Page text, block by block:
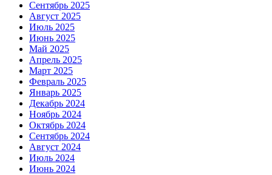
Сентябрь 2025
Август 2025
Июль 2025
Июнь 2025
Май 2025
Апрель 2025
Март 2025
Февраль 2025
Январь 2025
Декабрь 2024
Ноябрь 2024
Октябрь 2024
Сентябрь 2024
Август 2024
Июль 2024
Июнь 2024